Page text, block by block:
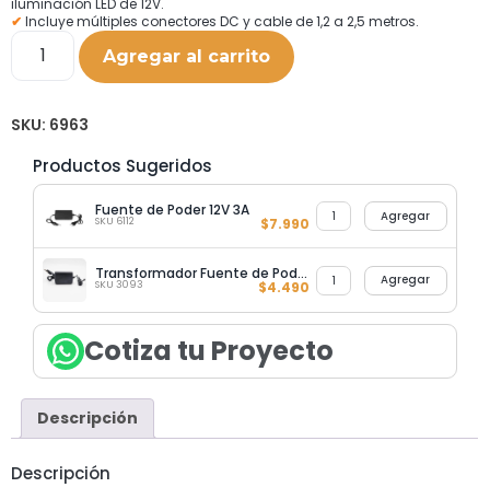
iluminación LED de 12V.
✔ Incluye múltiples conectores DC y cable de 1,2 a 2,5 metros.
Agregar al carrito
SKU: 6963
Productos Sugeridos
Fuente de Poder 12V 3A
SKU 6112 $7.990 Agregar
Transformador Fuente de Poder 12V 1A
SKU 3093 $4.490 Agregar
Cotiza tu Proyecto
Descripción
Descripción